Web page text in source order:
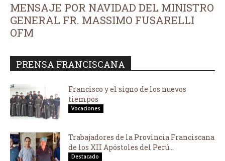
MENSAJE POR NAVIDAD DEL MINISTRO
GENERAL FR. MASSIMO FUSARELLI
OFM
PRENSA FRANCISCANA
Francisco y el signo de los nuevos
tiempos
Vocaciones
Trabajadores de la Provincia Franciscana
de los XII Apóstoles del Perú...
Destacado